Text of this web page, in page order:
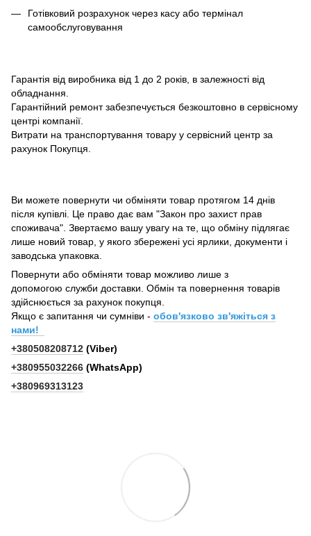
Готівковий розрахунок через касу або термінал
самообслуговування
Гарантія від виробника від 1 до 2 років, в залежності від
обладнання.
Гарантійний ремонт забезпечується безкоштовно в сервісному
центрі компанії.
Витрати на транспортування товару у сервісний центр за
рахунок Покупця.
Ви можете повернути чи обміняти товар протягом 14 днів
після купівлі. Це право дає вам "Закон про захист прав
споживача". Звертаємо вашу увагу на те, що обміну підлягає
лише новий товар, у якого збережені усі ярлики, документи і
заводська упаковка.
Повернути або обміняти товар можливо лише з
допомогою служби доставки. Обмін та повернення товарів
здійснюється за рахунок покупця.
Якщо є запитання чи сумніви - обов'язково зв'яжіться з
нами!
+380508208712 (Viber)
+380955032266 (WhatsApp)
+380969313123